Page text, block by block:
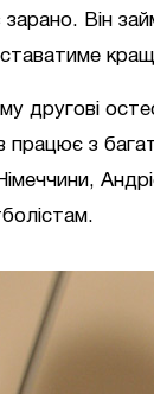
Він
другові
працює з